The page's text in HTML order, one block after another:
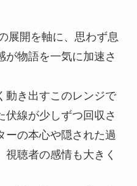
展開を軸に、思わず息
が物語を一気に加速さ
動き出すこのレンジで
伏線が少しずつ回収さ
ーの本心や隠された過
聴者の感情も大きく